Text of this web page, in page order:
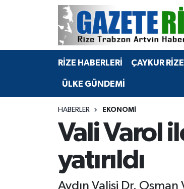
RİZE HABERLERİ ÇAYKUR
ÜLKE GÜNDEMİ
HABERLER EKONOMİ
Vali Varol
yatırıldı
Aydın Valisi Dr.
BÖLGEMİZ
Bilim Teknoloji
Merkez Nöbetçi Eczaneler
Merkez Hava Durumu
Merkez Trafik Yoğunluk Haritası
Tüm Manşetler
Son Dakika Haberleri